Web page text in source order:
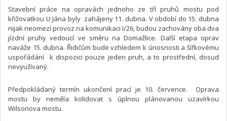
Stavební práce na opravách jednoho ze tří pruhů mostu pod
křižovatkou U Jána byly zahájeny 11. dubna. V období do 15. dubna
nijak neomezí provoz na komunikaci I/26, budou zachovány oba dva
jízdní pruhy vedoucí ve směru na Domažlice. Další etapa oprav
naváže 15. dubna. Řidičům bude vzhledem k únosnosti a šířkovému
uspořádání k dispozici pouze jeden pruh, a to prostřední, dosud
nevyužívaný.
Předpokládaný termín ukončení prací je 10. července. Oprava
mostu by neměla kolidovat s úplnou plánovanou uzavírkou
Wilsonova mostu.